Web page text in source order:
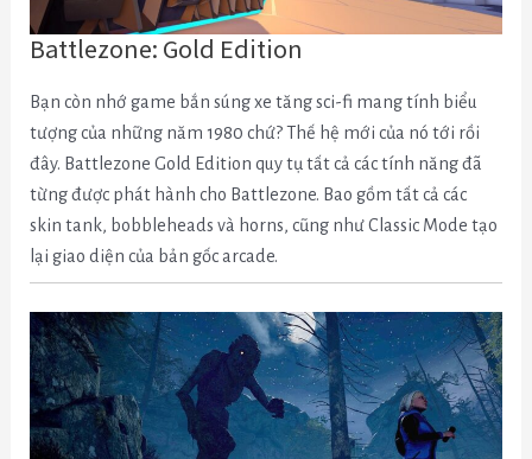
Battlezone: Gold Edition
Bạn còn nhớ game bắn súng xe tăng sci-fi mang tính biểu
tượng của những năm 1980 chứ? Thế hệ mới của nó tới rồi
đây. Battlezone Gold Edition quy tụ tất cả các tính năng đã
từng được phát hành cho Battlezone. Bao gồm tất cả các
skin tank, bobbleheads và horns, cũng như Classic Mode tạo
lại giao diện của bản gốc arcade.